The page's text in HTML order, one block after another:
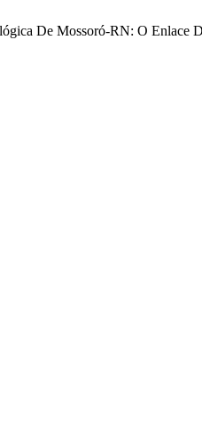
De Mossoró-RN: O Enlace